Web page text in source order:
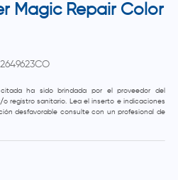
Magic Repair Color
citada ha sido brindada por el proveedor del
registro sanitario. Lea el inserto e indicaciones
desfavorable consulte con un profesional de